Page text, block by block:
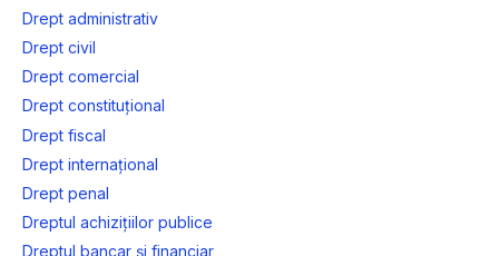
Drept administrativ
Drept civil
Drept comercial
Drept constituțional
Drept fiscal
Drept internațional
Drept penal
Dreptul achizițiilor publice
Dreptul bancar și financiar